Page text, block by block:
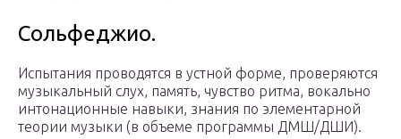
Сольфеджио.
Испытания проводятся в устной форме, проверяются
музыкальный слух, память, чувство ритма, вокально
интонационные навыки, знания по элементарной
теории музыки (в объеме программы ДМШ/ДШИ).